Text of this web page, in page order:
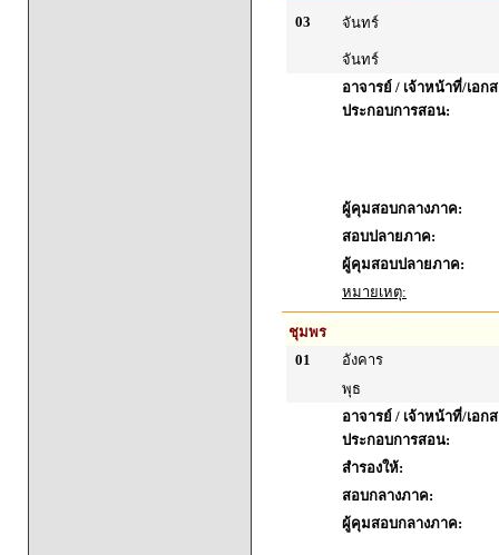
03 จันทร์
จันทร์
อาจารย์ / เจ้าหน้าที่/เอก
ประกอบการสอน:
ผู้คุมสอบกลางภาค:
สอบปลายภาค:
ผู้คุมสอบปลายภาค:
หมายเหตุ:
ชุมพร
01
อังคาร
พุธ
อาจารย์ / เจ้าหน้าที่/เอก
ประกอบการสอน:
สำรองให้:
สอบกลางภาค:
ผู้คุมสอบกลางภาค: